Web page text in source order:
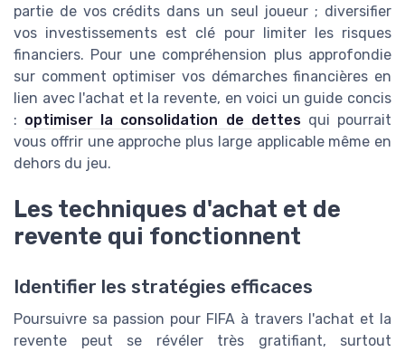
partie de vos crédits dans un seul joueur ; diversifier
vos investissements est clé pour limiter les risques
financiers. Pour une compréhension plus approfondie
sur comment optimiser vos démarches financières en
lien avec l'achat et la revente, en voici un guide concis
: optimiser la consolidation de dettesqui pourrait
vous offrir une approche plus large applicable même en
dehors du jeu.
Les techniques d'achat et de
revente qui fonctionnent
Identifier les stratégies efficaces
Poursuivre sa passion pour FIFA à travers l'achat et la
revente peut se révéler très gratifiant, surtout